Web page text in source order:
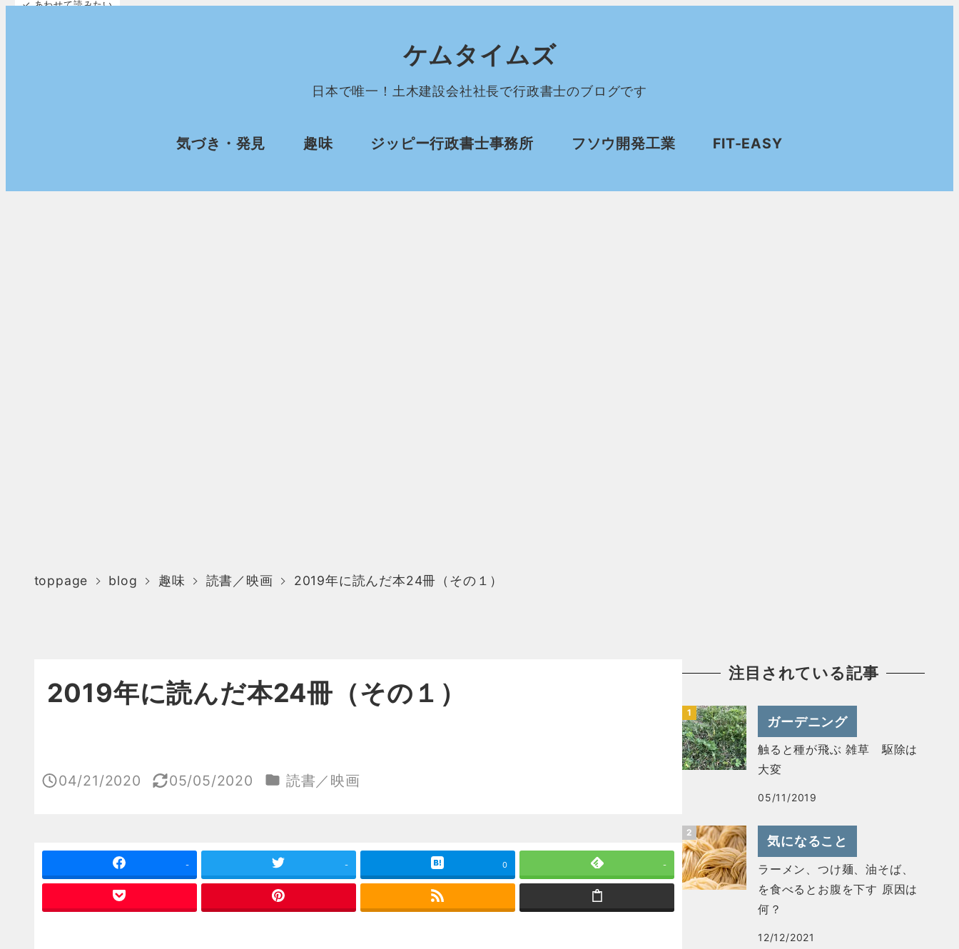
ケムタイムズ
日本で唯一！土木建設会社社長で行政書士のブログです
気づき・発見 趣味 ジッピー行政書士事務所 フソウ開発工業 FIT-EASY
toppage blog 趣味 読書／映画 2019年に読んだ本24冊（その１）
2019年に読んだ本24冊（その１）
投稿日
04/21/2020
更新日
05/05/2020 カテゴリー
読書／映画
- - 0 -
✓ あわせて読みたい
✓ あわせて読みたい
注目されている記事
ガーデニング
触ると種が飛ぶ 雑草 駆除は
大変
05/11/2019
気になること
ラーメン、つけ麺、油そば、
を食べるとお腹を下す 原因は
何？
12/12/2021